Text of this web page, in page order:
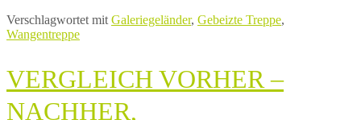
Verschlagwortet mit Galeriegeländer, Gebeizte Treppe,
Wangentreppe
VERGLEICH VORHER –
NACHHER,